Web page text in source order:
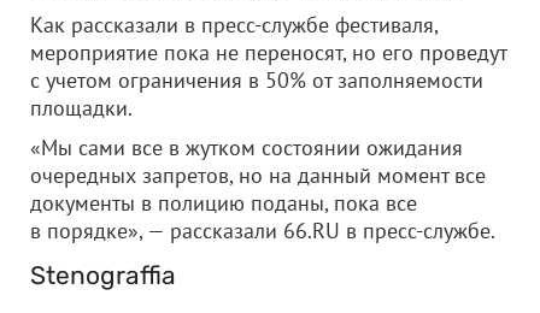
Как рассказали в пресс-службе фестиваля,
мероприятие пока не переносят, но его проведут
с учетом ограничения в 50% от заполняемости
площадки.
«Мы сами все в жутком состоянии ожидания
очередных запретов, но на данный момент все
документы в полицию поданы, пока все
в порядке», — рассказали 66.RU в пресс-службе.
Stenograffia